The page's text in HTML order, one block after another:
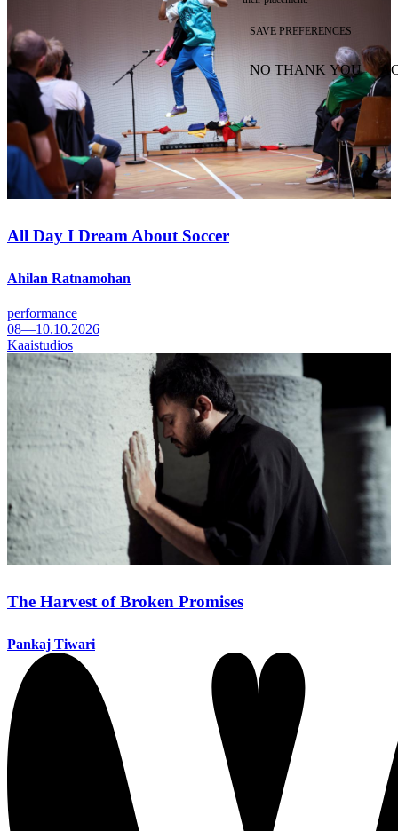
All Day I Dream About Soccer
Ahilan Ratnamohan
performance
08—10.10.2026
Kaaistudios
The Harvest of Broken Promises
Pankaj Tiwari
SAVE PREFERENCES
NO THANK YOU
WITHDRAW